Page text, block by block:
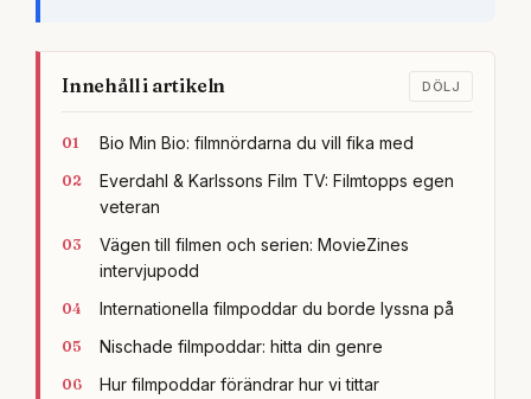
Innehåll i artikeln DÖLJ
Bio Min Bio: filmnördarna du vill fika med
Everdahl & Karlssons Film TV: Filmtopps egen
veteran
Vägen till filmen och serien: MovieZines
intervjupodd
Internationella filmpoddar du borde lyssna på
Nischade filmpoddar: hitta din genre
Hur filmpoddar förändrar hur vi tittar